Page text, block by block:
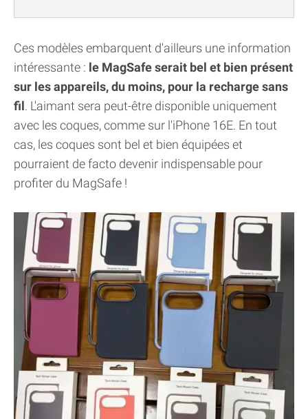
Ces modèles embarquent d'ailleurs une information
intéressante : le MagSafe serait bel et bien présent
sur les appareils, du moins, pour la recharge sans
fil. L'aimant sera peut-être disponible uniquement
avec les coques, comme sur l'iPhone 16E. En tout
cas, les coques sont bel et bien équipées et
pourraient de facto devenir indispensable pour
profiter du MagSafe !